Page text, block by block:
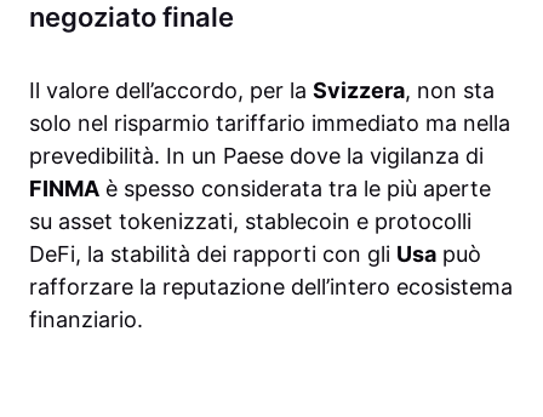
negoziato finale
Il valore dell’accordo, per la Svizzera, non sta
solo nel risparmio tariffario immediato ma nella
prevedibilità. In un Paese dove la vigilanza di
FINMA è spesso considerata tra le più aperte
su asset tokenizzati, stablecoin e protocolli
DeFi, la stabilità dei rapporti con gli Usa può
rafforzare la reputazione dell’intero ecosistema
finanziario.